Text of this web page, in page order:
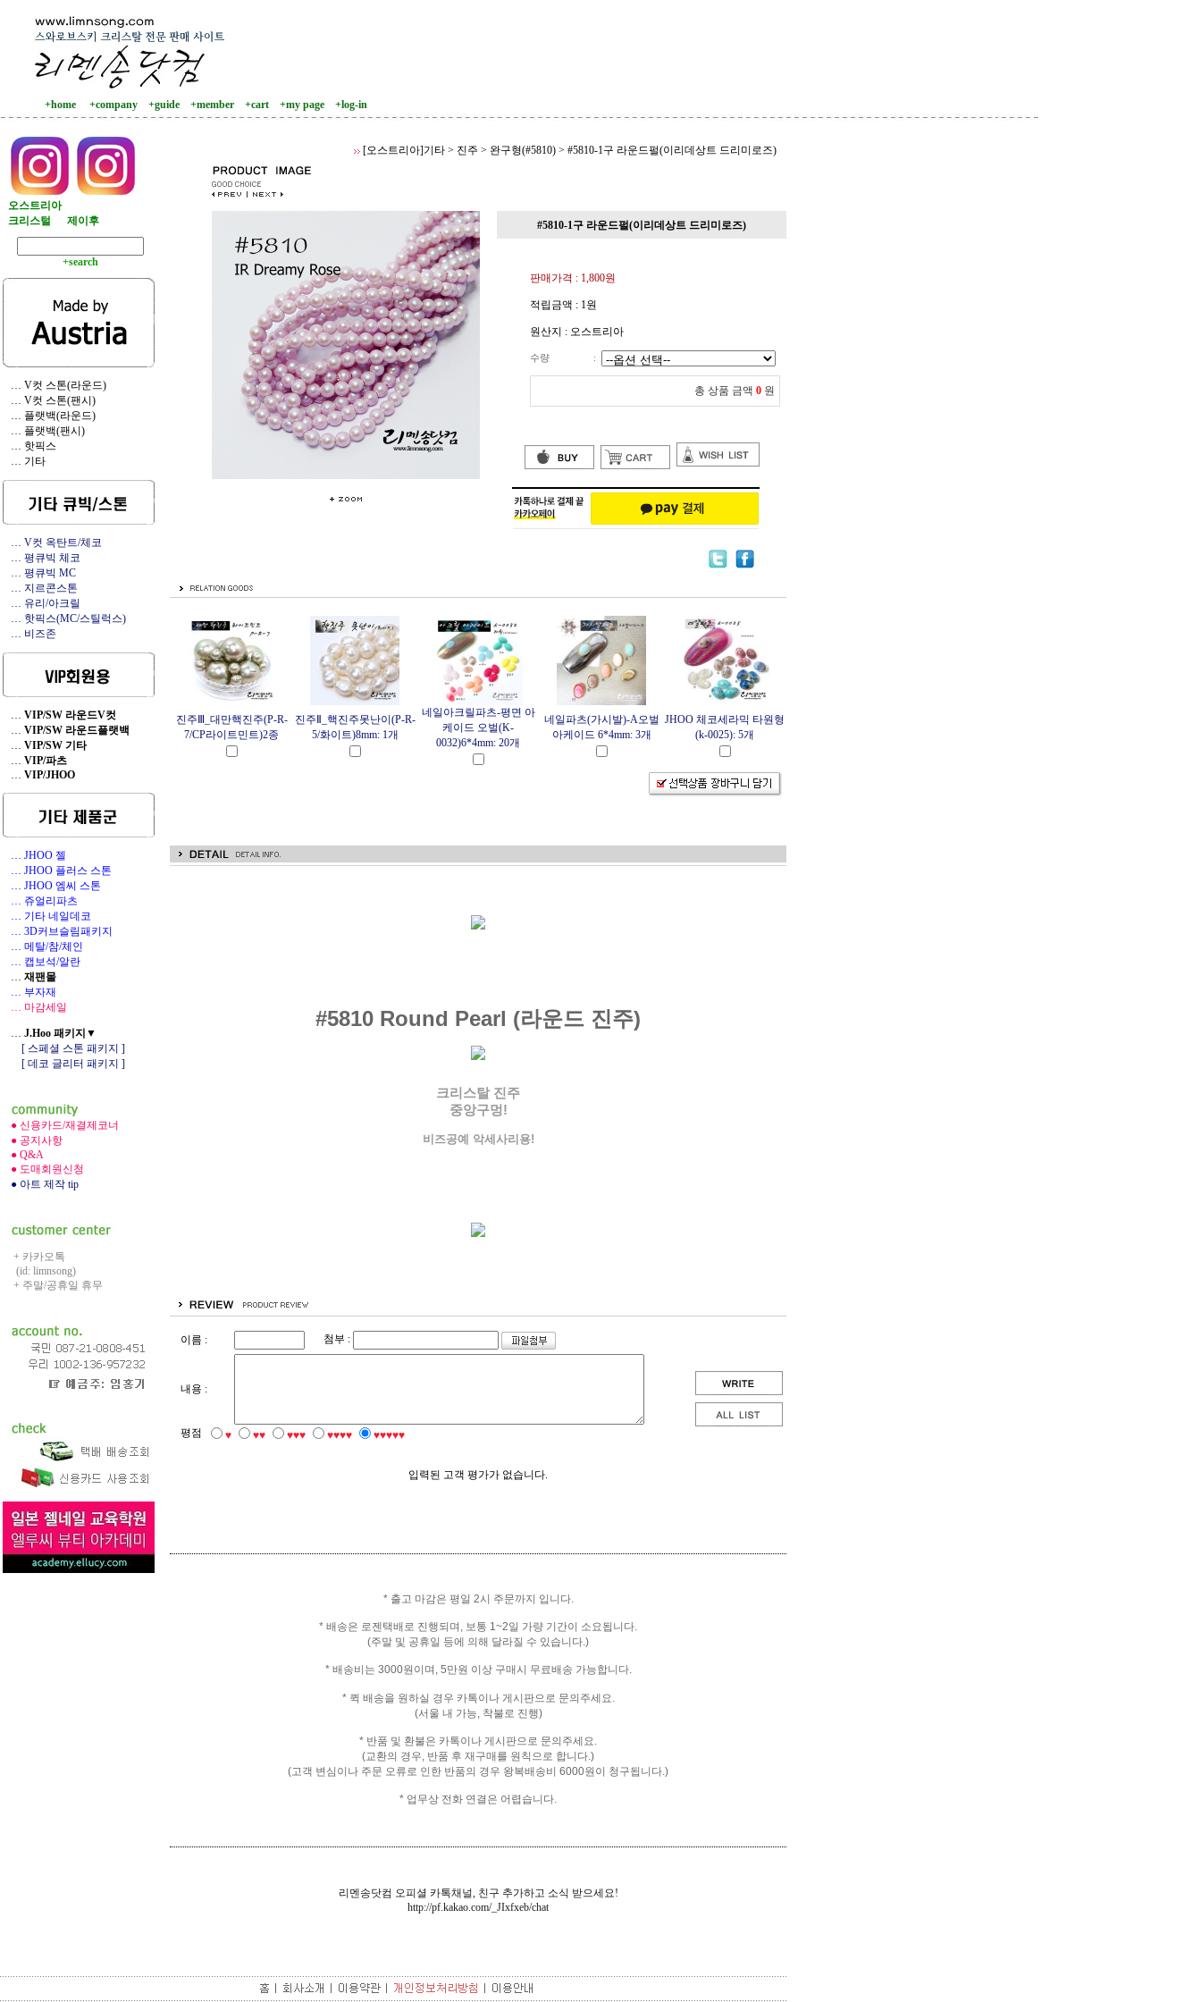
+home +company +guide +member +cart +my page +log-in
오스트리아
크리스털
제이후
+search
… V컷 스톤(라운드)
… V컷 스톤(팬시)
… 플랫백(라운드)
… 플랫백(팬시)
… 핫픽스
… 기타
… V컷 옥탄트/체코
… 평큐빅 체코
… 평큐빅 MC
… 지르콘스톤
… 유리/아크릴
… 핫픽스(MC/스틸럭스)
… 비즈존
… VIP/SW 라운드V컷
… VIP/SW 라운드플랫백
… VIP/SW 기타
… VIP/파츠
… VIP/JHOO
… JHOO 젤
… JHOO 플러스 스톤
… JHOO 엠씨 스톤
… 쥬얼리파츠
… 기타 네일데코
… 3D커브슬림패키지
… 메탈/참/체인
… 캡보석/알란
… 재팬몰
… 부자재
… 마감세일
… J.Hoo 패키지▼
[ 스페셜 스톤 패키지 ]
[ 데코 글리터 패키지 ]
● 신용카드/재결제코너
● 공지사항
● Q&A
● 도매회원신청
● 아트 제작 tip
+ 카카오톡
(id: limnsong)
+ 주말/공휴일 휴무
[오스트리아]기타 > 진주 > 완구형(#5810) > #5810-1구 라운드펄(이리데상트 드리미로즈)
#5810-1구 라운드펄(이리데상트 드리미로즈)
판매가격 : 1,800원
적립금액 : 1원
원산지 : 오스트리아
수량 :
총 상품 금액 0 원
진주Ⅲ_대만핵진주(P-R-
7/CP라이트민트)2종
진주Ⅱ_핵진주못난이(P-R-
5/화이트)8mm: 1개
네일아크릴파츠-평면 아
케이드 오벌(K-
0032)6*4mm: 20개
네일파츠(가시발)-A오벌
아케이드 6*4mm: 3개
JHOO 체코세라믹 타원형
(k-0025): 5개
#5810 Round Pearl (라운드 진주)
크리스탈 진주
중앙구멍!
비즈공예 악세사리용!
이름 : 첨부 :
내용 :
평점 ♥ ♥♥ ♥♥♥ ♥♥♥♥ ♥♥♥♥♥
입력된 고객 평가가 없습니다.
* 출고 마감은 평일 2시 주문까지 입니다.
* 배송은 로젠택배로 진행되며, 보통 1~2일 가량 기간이 소요됩니다.
(주말 및 공휴일 등에 의해 달라질 수 있습니다.)
* 배송비는 3000원이며, 5만원 이상 구매시 무료배송 가능합니다.
* 퀵 배송을 원하실 경우 카톡이나 게시판으로 문의주세요.
(서울 내 가능, 착불로 진행)
* 반품 및 환불은 카톡이나 게시판으로 문의주세요.
(교환의 경우, 반품 후 재구매를 원칙으로 합니다.)
(고객 변심이나 주문 오류로 인한 반품의 경우 왕복배송비 6000원이 청구됩니다.)
* 업무상 전화 연결은 어렵습니다.
리멘송닷컴 오피셜 카톡채널, 친구 추가하고 소식 받으세요!
http://pf.kakao.com/_JIxfxeb/chat